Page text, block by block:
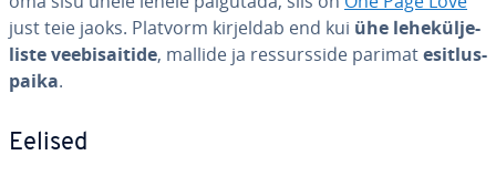
just teie jaoks. Platvorm kirjeldab end kui ühe le­he­kül­je­
liste vee­bi­sai­tide, mallide ja res­surs­side parimatesit­lus­
paika.
Eelised